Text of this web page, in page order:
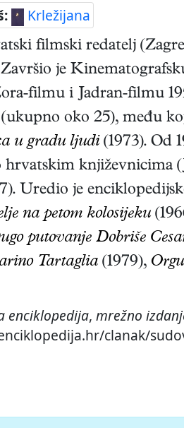
Krležijana
filmski redatelj (
Završio je
filmu i Jadran-filmu
oko 25), među
u gradu ljudi (1973). Od
književnicima
Uredio je
na petom kolosijeku
putovanje Dobriše
Tartaglia (1979),
enciklopedija, mrežno
clanak/